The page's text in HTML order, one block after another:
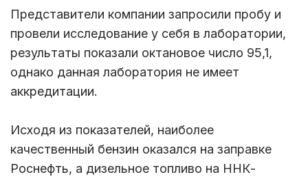
Представители компании запросили пробу и
провели исследование у себя в лаборатории,
результаты показали октановое число 95,1,
однако данная лаборатория не имеет
аккредитации.
Исходя из показателей, наиболее
качественный бензин оказался на заправке
Роснефть, а дизельное топливо на ННК-